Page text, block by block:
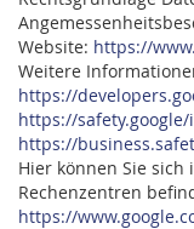
Website: https://
Weitere
https://
https://
https://
Hier können Sie sich
Rechenzentren
https://